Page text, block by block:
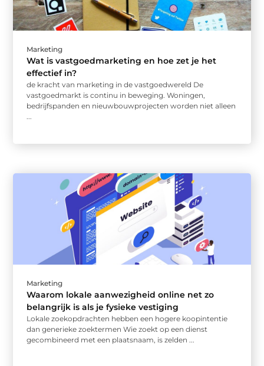
Marketing
Wat is vastgoedmarketing en hoe zet je het
effectief in?
de kracht van marketing in de vastgoedwereld De
vastgoedmarkt is continu in beweging. Woningen,
bedrijfspanden en nieuwbouwprojecten worden niet alleen
Marketing
Waarom lokale aanwezigheid online net zo
belangrijk is als je fysieke vestiging
Lokale zoekopdrachten hebben een hogere koopintentie
dan generieke zoektermen Wie zoekt op een dienst
gecombineerd met een plaatsnaam, is zelden ...